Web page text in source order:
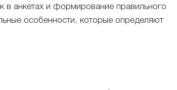
в анкетах и формирование правильного
особенности, которые определяют